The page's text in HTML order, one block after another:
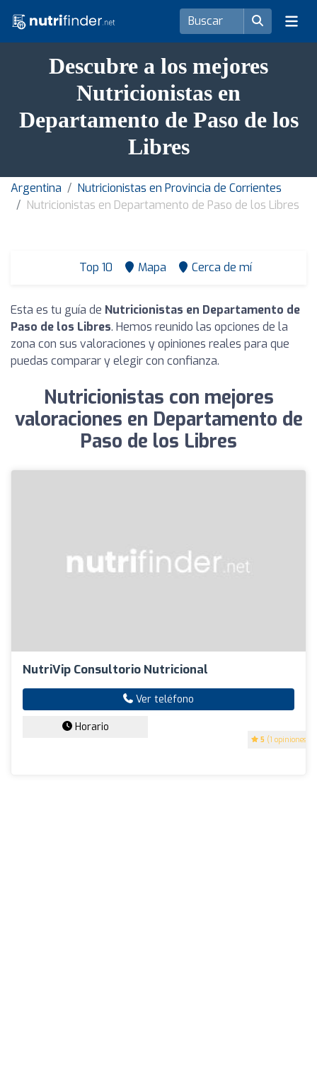
Descubre a los mejores
Nutricionistas en
Departamento de Paso de los
Libres
Argentina
Nutricionistas en Provincia de Corrientes
Nutricionistas en Departamento de Paso de los Libres
Top 10 Mapa Cerca de mí
Esta es tu guía de Nutricionistas en Departamento de
Paso de los Libres. Hemos reunido las opciones de la
zona con sus valoraciones y opiniones reales para que
puedas comparar y elegir con confianza.
Nutricionistas con mejores
valoraciones en Departamento de
Paso de los Libres
NutriVip Consultorio Nutricional
5 (1 opiniones)
Ver teléfono
Horario